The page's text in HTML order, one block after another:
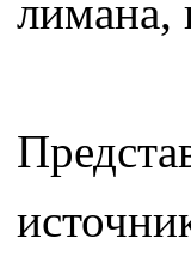
лимана,